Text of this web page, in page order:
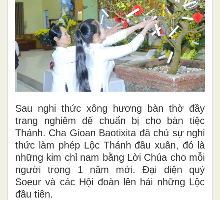
Sau nghi thức xông hương bàn thờ đầy
trang nghiêm để chuẩn bị cho bàn tiệc
Thánh. Cha Gioan Baotixita đã chủ sự nghi
thức làm phép Lộc Thánh đầu xuân, đó là
những kim chỉ nam bằng Lời Chúa cho mỗi
người trong 1 năm mới. Đại diện quý
Soeur và các Hội đoàn lên hái những Lộc
đầu tiên.